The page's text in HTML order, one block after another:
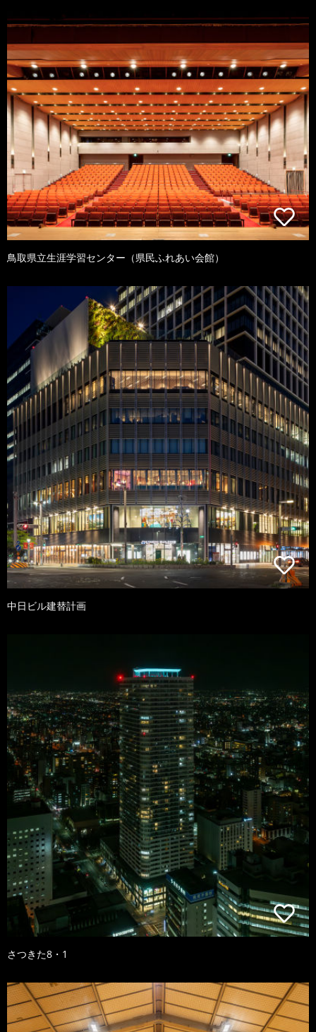
鳥取県立生涯学習センター（県民ふれあい会館）
中日ビル建替計画
さつきた8・1